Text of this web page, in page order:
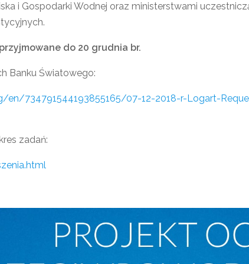
i Gospodarki Wodnej oraz ministerstwami
do 20 grudnia br.
Banku Światowego:
734791544193855165/07-12-2018-r-Logart-
zadań: